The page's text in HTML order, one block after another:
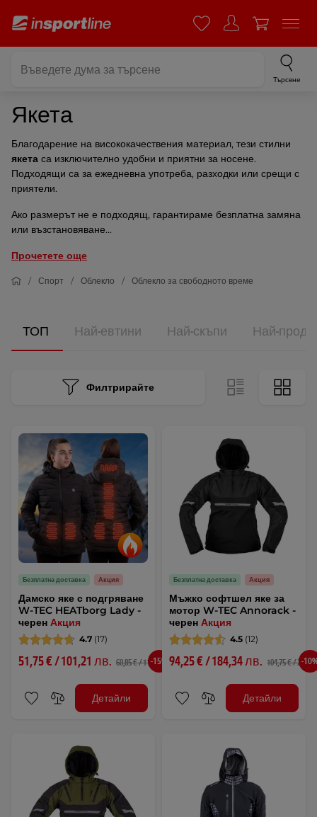
Търсене
Якета
Благодарение на висококачествения материал, тези стилни
якета са изключително удобни и приятни за носене.
Подходящи са за ежедневна употреба, разходки или срещи с
приятели.
Ако размерът не е подходящ, гарантираме безплатна замяна
или възстановяване...
Прочетете още
Спорт Облекло Облекло за свободното време
ТОП Най-евтини Най-скъпи Най-
Филтрирайте
Безплатна доставка Акция
Дамско яке с подгряване
W-TEC HEATborg Lady -
черен Акция
4.7 (17)
51,75 € / 101,21 лв. 60,85 € / 119,01 лв.
-15%
Детайли
Безплатна доставка Акция
Мъжко софтшел яке за
мотор W-TEC Annorack -
черен Акция
4.5 (12)
94,25 € / 184,34 лв. 104,75 € / -
Детайли